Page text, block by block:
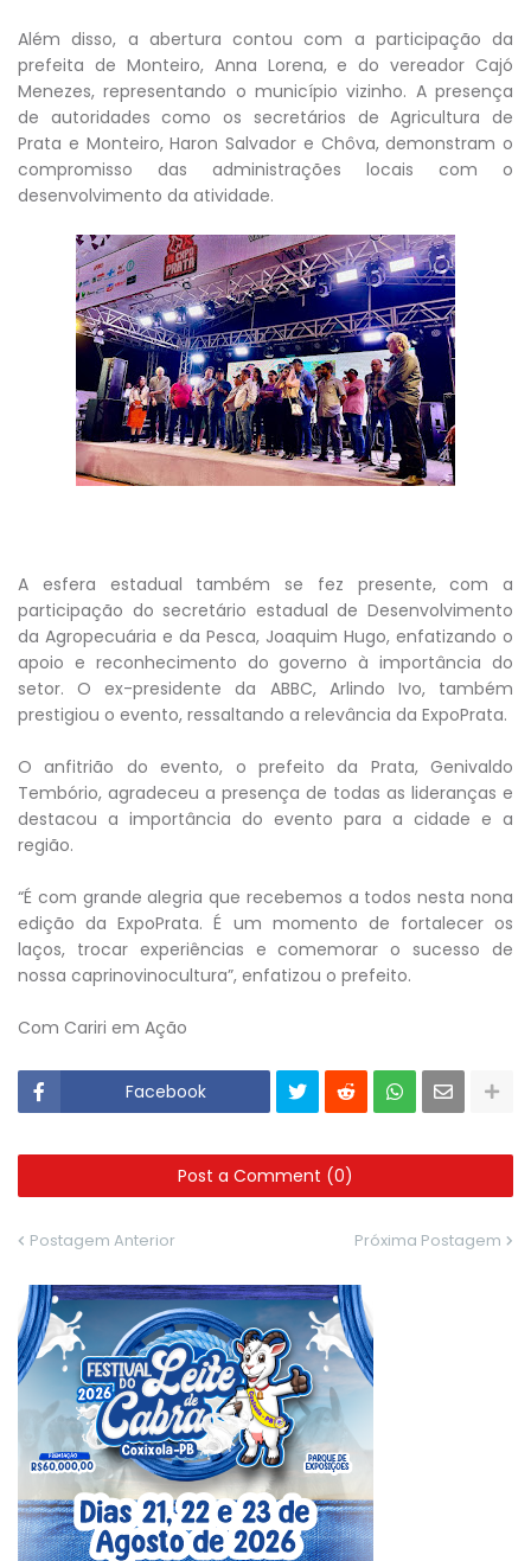
Além disso, a abertura contou com a participação da
prefeita de Monteiro, Anna Lorena, e do vereador Cajó
Menezes, representando o município vizinho. A presença
de autoridades como os secretários de Agricultura de
Prata e Monteiro, Haron Salvador e Chôva, demonstram o
compromisso das administrações locais com o
desenvolvimento da atividade.
A esfera estadual também se fez presente, com a
participação do secretário estadual de Desenvolvimento
da Agropecuária e da Pesca, Joaquim Hugo, enfatizando o
apoio e reconhecimento do governo à importância do
setor. O ex-presidente da ABBC, Arlindo Ivo, também
prestigiou o evento, ressaltando a relevância da ExpoPrata.
O anfitrião do evento, o prefeito da Prata, Genivaldo
Tembório, agradeceu a presença de todas as lideranças e
destacou a importância do evento para a cidade e a
região.
“É com grande alegria que recebemos a todos nesta nona
edição da ExpoPrata. É um momento de fortalecer os
laços, trocar experiências e comemorar o sucesso de
nossa caprinovinocultura”, enfatizou o prefeito.
Com Cariri em Ação
Facebook
Post a Comment (0)
Postagem Anterior Próxima Postagem